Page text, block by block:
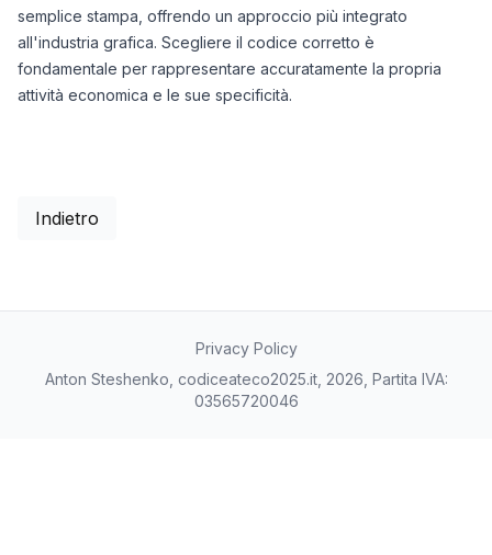
semplice stampa, offrendo un approccio più integrato
all'industria grafica. Scegliere il codice corretto è
fondamentale per rappresentare accuratamente la propria
attività economica e le sue specificità.
Indietro
Privacy Policy
Anton Steshenko, codiceateco2025.it, 2026, Partita IVA:
03565720046